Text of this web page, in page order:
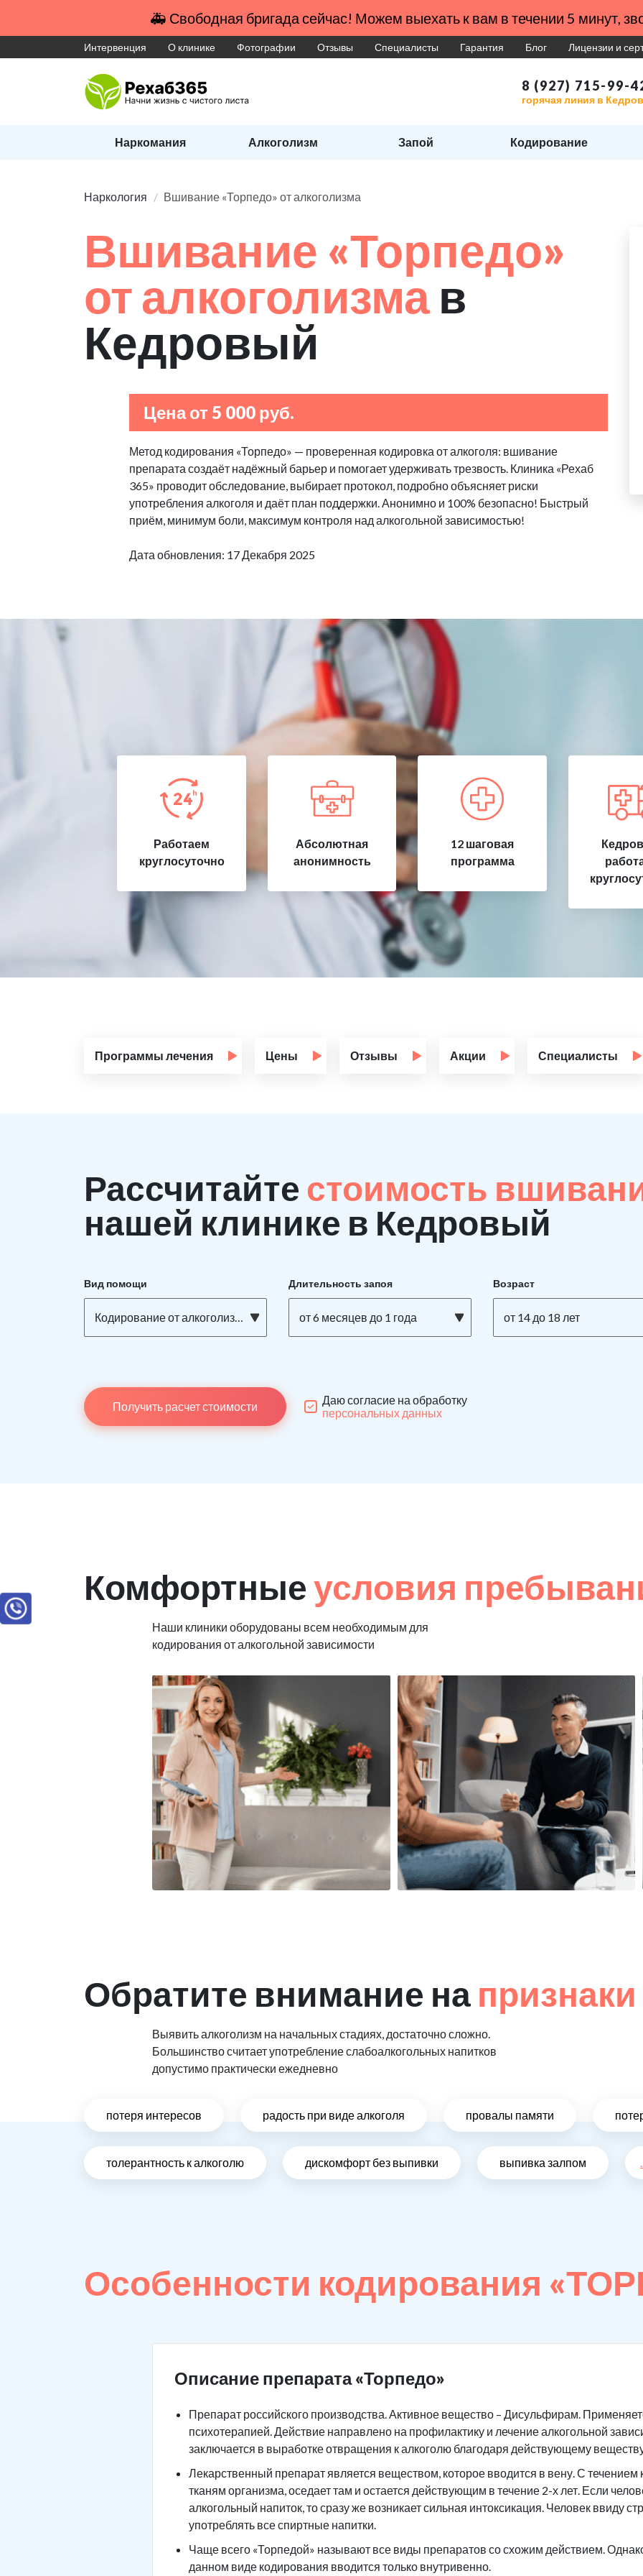
🚑 Свободная бригада сейчас! Можем выехать к вам в течении 5 минут,
Интервенция О клинике Фотографии Отзывы Специалисты Гарантия Блог Лицензии и
8 (927) 715-99-
горячая линия в
Наркомания Алкоголизм Запой Кодирование
Наркология Вшивание «Торпедо» от алкоголизма
Вшивание «Торпедо»
от алкоголизма в
Кедровый
Цена от 5 000 руб.
Метод кодирования «Торпедо» — проверенная кодировка от алкоголя: вшивание
препарата создаёт надёжный барьер и помогает удерживать трезвость. Клиника «Рехаб
365» проводит обследование, выбирает протокол, подробно объясняет риски
употребления алкоголя и даёт план поддержки. Анонимно и 100% безопасно! Быстрый
приём, минимум боли, максимум контроля над алкогольной зависимостью!
Дата обновления: 17 Декабря 2025
Работаем
круглосуточно
Абсолютная
анонимность
12 шаговая
программа
Программы лечения Цены Отзывы Акции Специалисты
Рассчитайте стоимость
нашей клинике в Кедровый
Вид помощи
Кодирование от алкоголизма ТОРПЕДО на дому
Длительность запоя
от 6 месяцев до 1 года
Возраст
от 14 до 18 лет
Получить расчет стоимости
Даю согласие на обработку
персональных данных
Комфортныеусловия
Наши клиники оборудованы всем необходимым для
кодирования от алкогольной зависимости
Обратите внимание на
Выявить алкоголизм на начальных стадиях, достаточно сложно.
Большинство считает употребление слабоалкогольных напитков
допустимо практически ежедневно
потеря интересов радость при виде алкоголя провалы памяти
толерантность к алкоголю дискомфорт без выпивки выпивка залпом
Особенности кодирования
Описание препарата «Торпедо»
Препарат российского производства. Активное вещество – Дисульфирам.
психотерапией. Действие направлено на профилактику и лечение алкогольной
заключается в выработке отвращения к алкоголю благодаря действующему
Лекарственный препарат является веществом, которое вводится в вену. С течением
тканям организма, оседает там и остается действующим в течение 2-х лет. Если
алкогольный напиток, то сразу же возникает сильная интоксикация. Человек ввиду
употреблять все спиртные напитки.
Чаще всего «Торпедой» называют все виды препаратов со схожим действием.
данном виде кодирования вводится только внутривенно.